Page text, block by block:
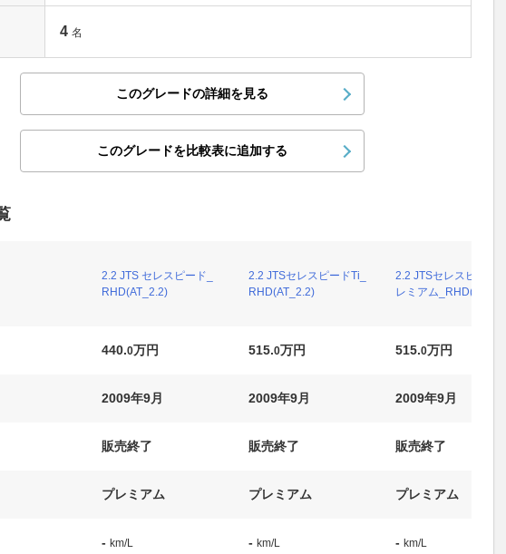
4 名
このグレードの詳細を見る
このグレードを比較表に追加する
2.2 JTS セレスピード_
RHD(AT_2.2)
2.2 JTSセレスピードTi_
RHD(AT_2.2)
2.2 JTSセレスピードプ
レミアム_RHD(AT_2.2)
440.0万円 515.0万円 515.0万円
2009年9月 2009年9月 2009年9月
販売終了 販売終了 販売終了
プレミアム プレミアム プレミアム
- km/L - km/L - km/L